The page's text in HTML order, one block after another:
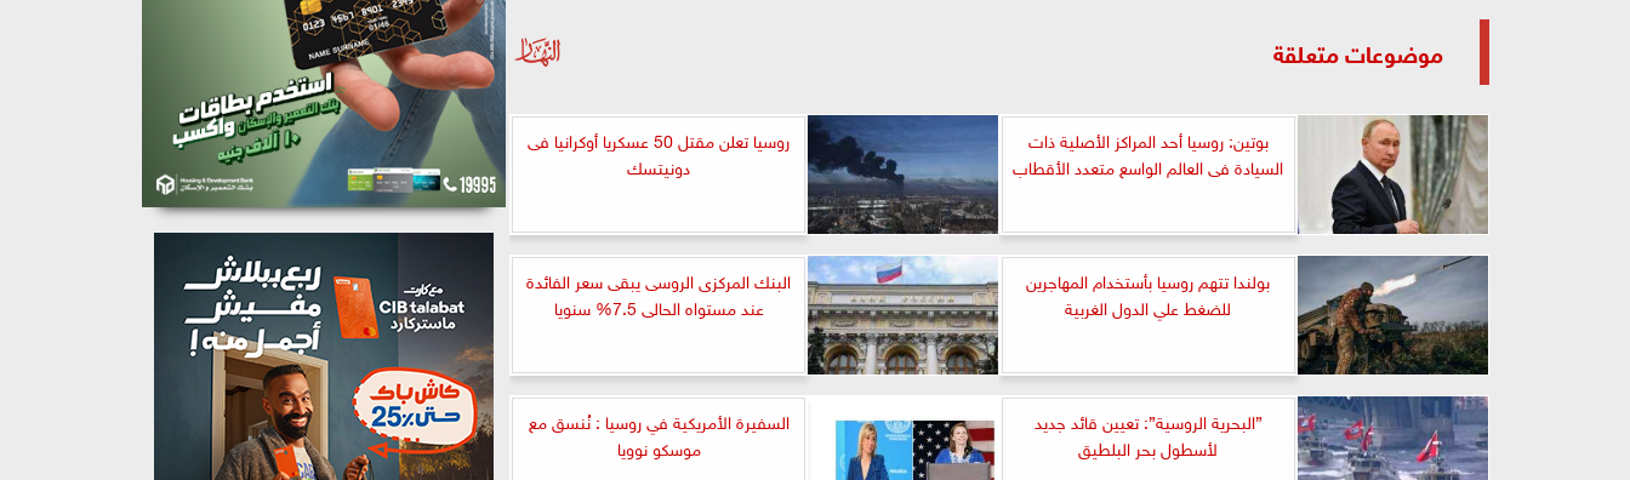
موضوعات متعلقة
بوتين: روسيا أحد المراكز الأصلية ذات
السيادة فى العالم الواسع متعدد الأقطاب
روسيا تعلن مقتل 50 عسكريا أوكرانيا فى
دونيتسك
بولندا تتهم روسيا بأستخدام المهاجرين
للضغط علي الدول الغربية
البنك المركزى الروسى يبقى سعر الفائدة
عند مستواه الحالى 7.5% سنويا
”البحرية الروسية”: تعيين قائد جديد
لأسطول بحر البلطيق
السفيرة الأمريكية في روسيا : نُنسق مع
موسكو نوويا